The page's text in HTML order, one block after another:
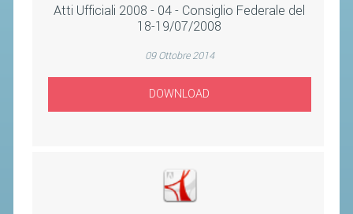
Atti Ufficiali 2008 - 04 - Consiglio Federale del
18-19/07/2008
09 Ottobre 2014
DOWNLOAD
AFFILIAZIONE E TESSERAMENTO
QUOTE E TASSE
CONVENZIONI
MODULI
AFFILIARE UN ESD